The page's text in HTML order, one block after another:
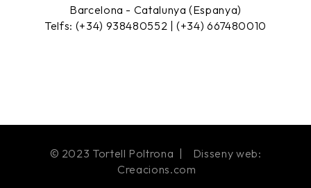
Barcelona - Catalunya (Espanya)
Telfs: (+34) 938480552 | (+34) 667480010
© 2023 Tortell Poltrona | Disseny web:
Creacions.com